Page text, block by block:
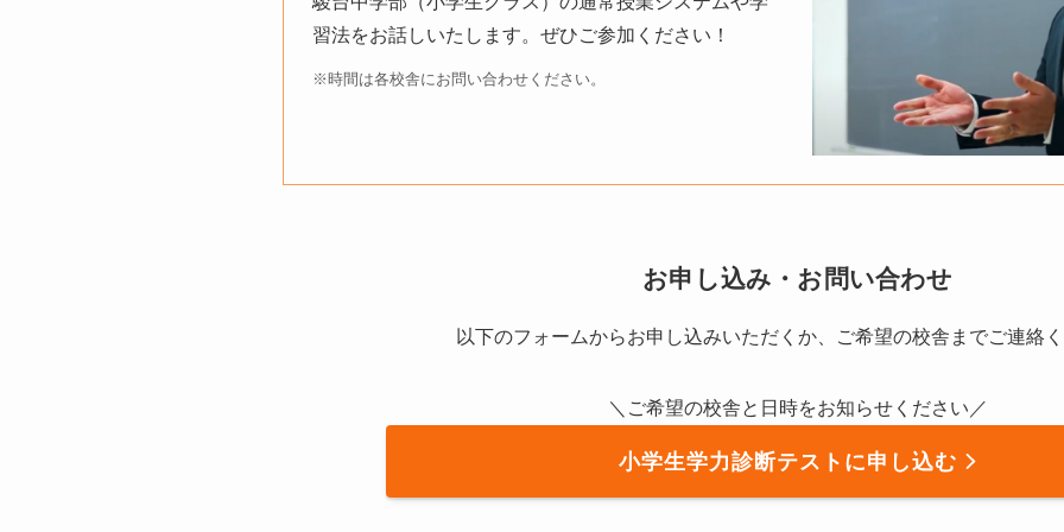
習法をお話しいたします。 ぜひご参加ください！
※時間は各校舎にお問い合わせください。
お申し込み・お問い合わせ
以下のフォームからお申し込みいただくか、ご希望の校舎までご連絡
＼ご希望の校舎と日時をお知らせください／
小学生学力診断テストに申し込む